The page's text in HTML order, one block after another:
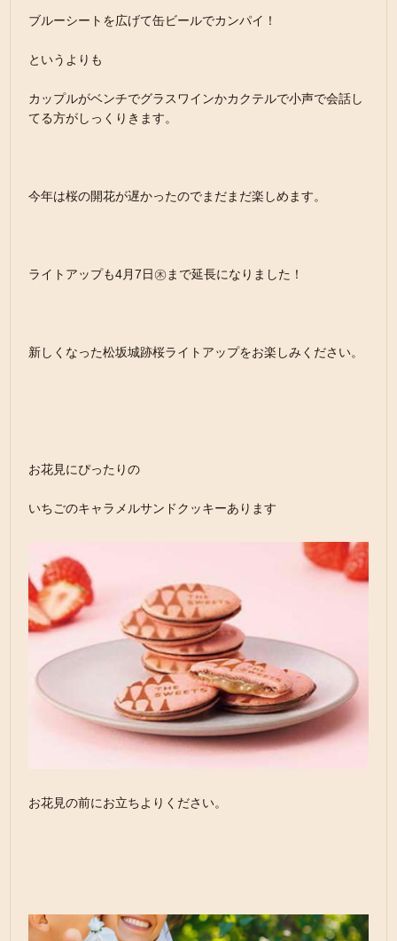
ブルーシートを広げて缶ビールでカンパイ！
というよりも
カップルがベンチでグラスワインかカクテルで小声で会話し
てる方がしっくりきます。
今年は桜の開花が遅かったのでまだまだ楽しめます。
ライトアップも4月7日㊍まで延長になりました！
新しくなった松坂城跡桜ライトアップをお楽しみください。
お花見にぴったりの
いちごのキャラメルサンドクッキーあります
お花見の前にお立ちよりください。